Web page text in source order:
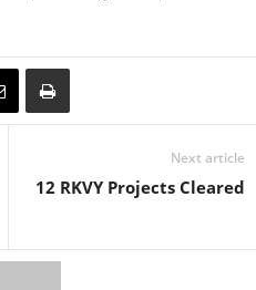
Next article
12 RKVY Projects Cleared